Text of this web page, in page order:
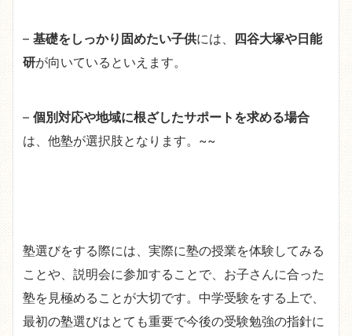
– 基礎をしっかり固めたい子供には、 四谷大塚や日能
研が向いているといえます。
– 個別対応や地域に根ざしたサポートを求める場合
は、他塾が選択肢となります。~~
塾選びをする際には、実際に塾の授業を体験してみる
ことや、説明会に参加することで、お子さんに合った
塾を見極めることが大切です。中学受験をする上で、
最初の塾選びはとても重要で今後の受験勉強の指針に